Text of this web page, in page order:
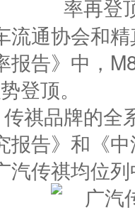
流通协会和
报告》中，
登顶。
祺品牌的
报告》和《
汽传祺均位